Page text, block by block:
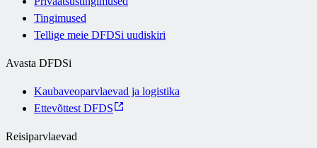
Tingimused
Tellige meie DFDSi uudiskiri
Avasta DFDSi
Kaubaveoparvlaevad ja logistika
Ettevõttest DFDS
Reisiparvlaevad